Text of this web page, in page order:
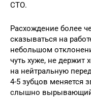
СТО.
Расхождение более
сказываться на
небольшом
чуть хуже, не держит
на нейтральную
4-5 зубцов меняется
слышно